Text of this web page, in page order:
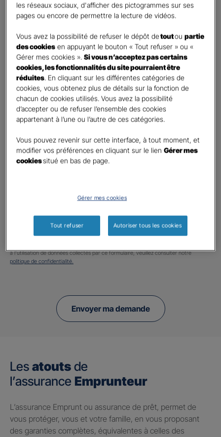
Contact *
First Last
Téléphone*
United
States
+1
E-mail*
En cochant cette case et en soumettant ce formulaire,
pour me recontacter dans le cadre de ma demande
à l'utilisation de données collectés par ce formulaire, veuillez consulter notre
politique de confidentialité.
Envoyer ma demande
Les atouts de
l’assurance Emprunteur
L’assurance Emprunt ou assurance de prêt, permet de
vous protéger, vous et votre famille, en vous proposant
des garanties complètes, équivalentes à celles des
les réseaux sociaux, d'afficher des pictogrammes sur ses
pages ou encore de permettre la lecture de vidéos.
Vous avez la possibilité de refuser le dépôt detoutoupartie
des cookies en appuyant le bouton « Tout refuser » ou «
Gérer mes cookies ».Si vous n’acceptez pas certains
cookies, les fonctionnalités du site pourraient être
réduites. En cliquant sur les différentes catégories de
cookies, vous obtenez plus de détails sur la fonction de
chacun de cookies utilisés. Vous avez la possibilité
d’accepter ou de refuser l’ensemble des cookies
appartenant à l’une ou l’autre de ces catégories.
Vous pouvez revenir sur cette interface, à tout moment, et
modifier vos préférences en cliquant sur le lienGérer mes
cookiessitué en bas de page.
Gérer mes cookies
Tout refuser Autoriser tous les cookies